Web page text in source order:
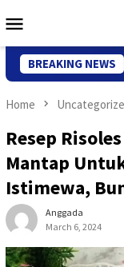
to
Menu
BREAKING NEWS
Deportasi WN
Home
Resep
Mantap
Istimewa,
Anggada
March 6, 2024